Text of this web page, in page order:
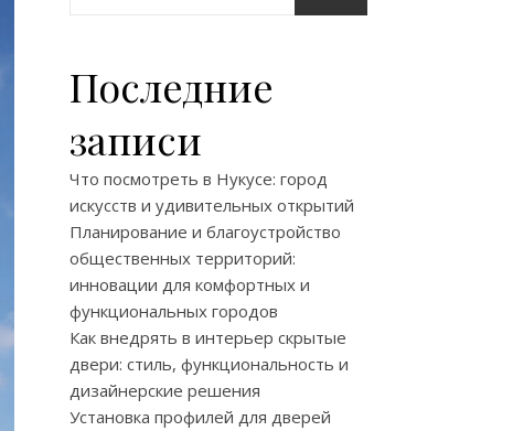
Последние
записи
Что посмотреть в Нукусе: город
искусств и удивительных открытий
Планирование и благоустройство
общественных территорий:
инновации для комфортных и
функциональных городов
Как внедрять в интерьер скрытые
двери: стиль, функциональность и
дизайнерские решения
Установка профилей для дверей